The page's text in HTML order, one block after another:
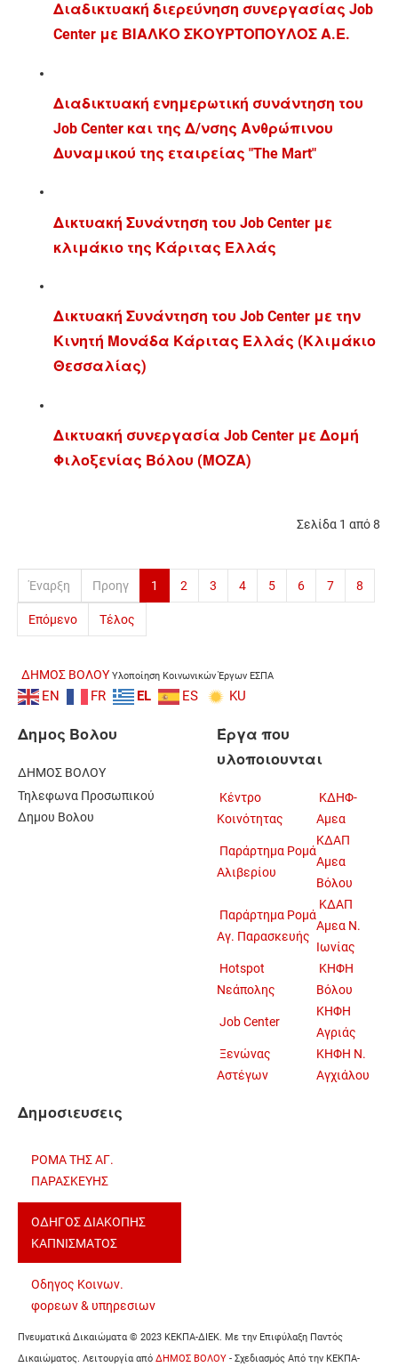
Διαδικτυακή διερεύνηση συνεργασίας Job
Center με ΒΙΑΛΚΟ ΣΚΟΥΡΤΟΠΟΥΛΟΣ Α.Ε.
Διαδικτυακή ενημερωτική συνάντηση του
Job Center και της Δ/νσης Ανθρώπινου
Δυναμικού της εταιρείας "The Mart"
Δικτυακή Συνάντηση του Job Center με
κλιμάκιο της Κάριτας Ελλάς
Δικτυακή Συνάντηση του Job Center με την
Κινητή Μονάδα Κάριτας Ελλάς (Κλιμάκιο
Θεσσαλίας)
Δικτυακή συνεργασία Job Center με Δομή
Φιλοξενίας Βόλου (ΜΟΖΑ)
Σελίδα 1 από 8
Έναρξη Προηγ 1 2 3 4 5 6 7 8
Επόμενο Τέλος
ΔΗΜΟΣ ΒΟΛΟΥ Υλοποίηση Κοινωνικών Έργων ΕΣΠΑ
EN FR EL ES KU
Δημος Βολου
ΔΗΜΟΣ ΒΟΛΟΥ
Τηλεφωνα Προσωπικού
Δημου Βολου
Έργα που
υλοποιουνται
Κέντρο
Κοινότητας
ΚΔΗΦ-
Αμεα
Παράρτημα Ρομά
Αλιβερίου
ΚΔΑΠ
Αμεα
Βόλου
Παράρτημα Ρομά
Αγ. Παρασκευής
ΚΔΑΠ
Αμεα Ν.
Ιωνίας
Hotspot
Νεάπολης
ΚΗΦΗ
Βόλου
Job Center
ΚΗΦΗ
Αγριάς
Ξενώνας
Αστέγων
ΚΗΦΗ Ν.
Αγχιάλου
Δημοσιευσεις
ΡΟΜΑ ΤΗΣ ΑΓ.
ΠΑΡΑΣΚΕΥΗΣ
ΟΔΗΓΟΣ ΔΙΑΚΟΠΗΣ
ΚΑΠΝΙΣΜΑΤΟΣ
Oδηγος Κοινων.
φορεων & υπηρεσιων
Πνευματικά Δικαιώματα © 2023 ΚΕΚΠΑ-ΔΙΕΚ. Με την Eπιφύλαξη Παντός
Δικαιώματος. Λειτουργία από ΔΗΜΟΣ ΒΟΛΟΥ - Σχεδιασμός Από την ΚΕΚΠΑ-